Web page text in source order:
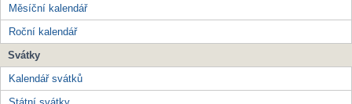
Měsíční kalendář
Roční kalendář
Svátky
Kalendář svátků